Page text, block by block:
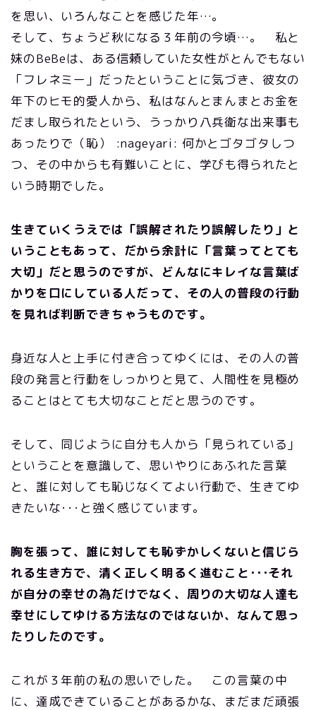
を思い、いろんなことを感じた年…。
そして、ちょうど秋になる３年前の今頃…。 私と
妹のBeBeは、ある信頼していた女性がとんでもない
「フレネミー」だったということに気づき、彼女の
年下のヒモ的愛人から、私はなんとまんまとお金を
だまし取られたという、うっかり八兵衛な出来事も
あったりで（恥） :nageyari: 何かとゴタゴタしつ
つ、その中からも有難いことに、学びも得られたと
いう時期でした。
生きていくうえでは「誤解されたり誤解したり」と
いうこともあって、だから余計に「言葉ってとても
大切」だと思うのですが、どんなにキレイな言葉ば
かりを口にしている人だって、その人の普段の行動
を見れば判断できちゃうものです。
身近な人と上手に付き合ってゆくには、その人の普
段の発言と行動をしっかりと見て、人間性を見極め
ることはとても大切なことだと思うのです。
そして、同じように自分も人から「見られている」
ということを意識して、思いやりにあふれた言葉
と、誰に対しても恥じなくてよい行動で、生きてゆ
きたいな･･･と強く感じています。
胸を張って、誰に対しても恥ずかしくないと信じら
れる生き方で、清く正しく明るく進むこと･･･それ
が自分の幸せの為だけでなく、周りの大切な人達も
幸せにしてゆける方法なのではないか、なんて思っ
たりしたのです。
これが３年前の私の思いでした。 この言葉の中
に、達成できていることがあるかな、まだまだ頑張